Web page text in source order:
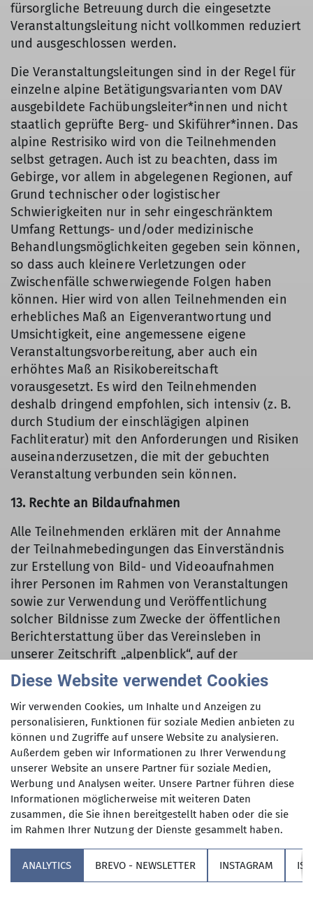
fürsorgliche Betreuung durch die eingesetzte
Veranstaltungsleitung nicht vollkommen reduziert
und ausgeschlossen werden.
Die Veranstaltungsleitungen sind in der Regel für
einzelne alpine Betätigungsvarianten vom DAV
ausgebildete Fachübungsleiter*innen und nicht
staatlich geprüfte Berg- und Skiführer*innen. Das
alpine Restrisiko wird von die Teilnehmenden
selbst getragen. Auch ist zu beachten, dass im
Gebirge, vor allem in abgelegenen Regionen, auf
Grund technischer oder logistischer
Schwierigkeiten nur in sehr eingeschränktem
Umfang Rettungs- und/oder medizinische
Behandlungsmöglichkeiten gegeben sein können,
so dass auch kleinere Verletzungen oder
Zwischenfälle schwerwiegende Folgen haben
können. Hier wird von allen Teilnehmenden ein
erhebliches Maß an Eigenverantwortung und
Umsichtigkeit, eine angemessene eigene
Veranstaltungsvorbereitung, aber auch ein
erhöhtes Maß an Risikobereitschaft
vorausgesetzt. Es wird den Teilnehmenden
deshalb dringend empfohlen, sich intensiv (z. B.
durch Studium der einschlägigen alpinen
Fachliteratur) mit den Anforderungen und Risiken
auseinanderzusetzen, die mit der gebuchten
Veranstaltung verbunden sein können.
13. Rechte an Bildaufnahmen
Alle Teilnehmenden erklären mit der Annahme
der Teilnahmebedingungen das Einverständnis
zur Erstellung von Bild- und Videoaufnahmen
ihrer Personen im Rahmen von Veranstaltungen
sowie zur Verwendung und Veröffentlichung
solcher Bildnisse zum Zwecke der öffentlichen
Berichterstattung über das Vereinsleben in
unserer Zeitschrift „alpenblick“, auf der
Vereinshomepage und weitere Zwecke der
Vereinsarbeit.
(Stand 10-2025)
Sektion
Diese Website verwendet Cookies
Wir verwenden Cookies, um Inhalte und Anzeigen zu
personalisieren, Funktionen für soziale Medien anbieten zu
können und Zugriffe auf unsere Website zu analysieren.
Außerdem geben wir Informationen zu Ihrer Verwendung
unserer Website an unsere Partner für soziale Medien,
Werbung und Analysen weiter. Unsere Partner führen diese
Informationen möglicherweise mit weiteren Daten
zusammen, die Sie ihnen bereitgestellt haben oder die sie
im Rahmen Ihrer Nutzung der Dienste gesammelt haben.
ANALYTICS BREVO - NEWSLETTER INSTAGRAM